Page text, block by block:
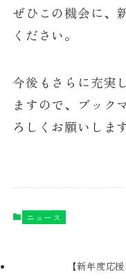
ぜひこの機会に、
ください。
今後もさらに充実
ますので、ブック
ろしくお願いしま
ニュース
【新年度応